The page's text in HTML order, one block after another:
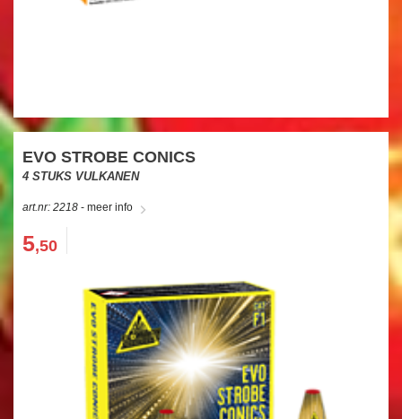
500 GRAM
VUURWERK AFHALEN
VUURWERKBONNEN
INWISSELEN
EVO STROBE CONICS
4 STUKS VULKANEN
art.nr: 2218 - meer info
5,50